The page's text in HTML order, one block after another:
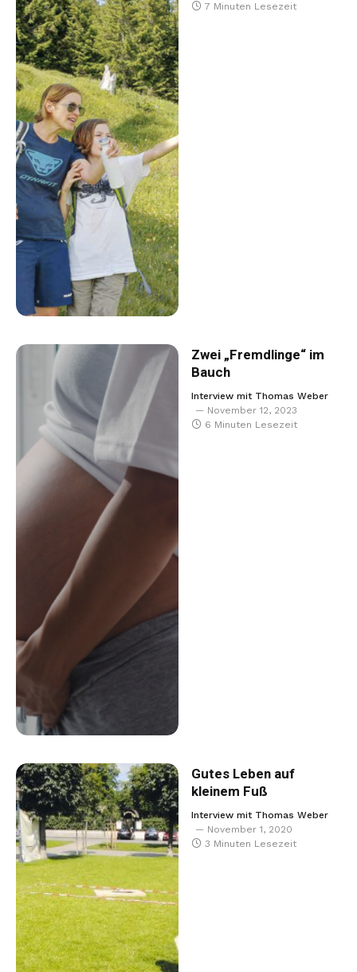
7 Minuten Lesezeit
Zwei „Fremdlinge“ im
Bauch
Interview mit Thomas Weber
November 12, 2023
6 Minuten Lesezeit
Gutes Leben auf
kleinem Fuß
Interview mit Thomas Weber
November 1, 2020
3 Minuten Lesezeit